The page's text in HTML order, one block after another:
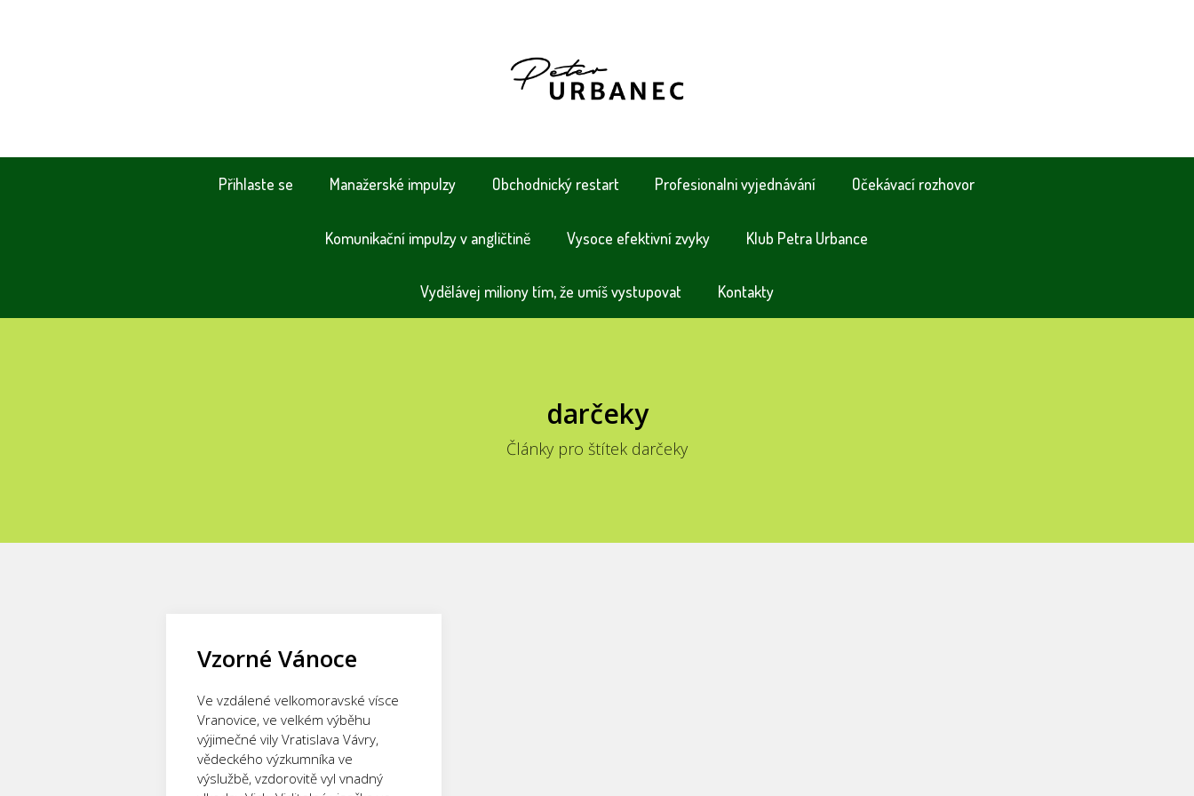
Přihlaste se Manažerské impulzy Obchodnický restart Profesionalni vyjednávání Očekávací rozhovor
Komunikační impulzy v angličtině Vysoce efektivní zvyky Klub Petra Urbance
Vydělávej miliony tím, že umíš vystupovat Kontakty
darčeky
Články pro štítek darčeky
Vzorné Vánoce
Ve vzdálené velkomoravské vísce
Vranovice, ve velkém výběhu
výjimečné vily Vratislava Vávry,
vědeckého výzkumníka ve
výslužbě, vzdorovitě vyl vnadný